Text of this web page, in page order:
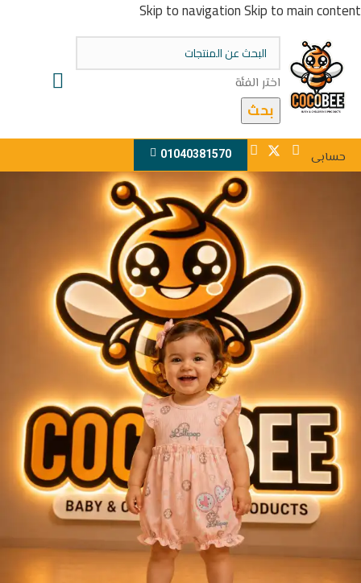
Skip to navigationSkip to main content
اختر الفئة
بحث
حسابى 01040381570